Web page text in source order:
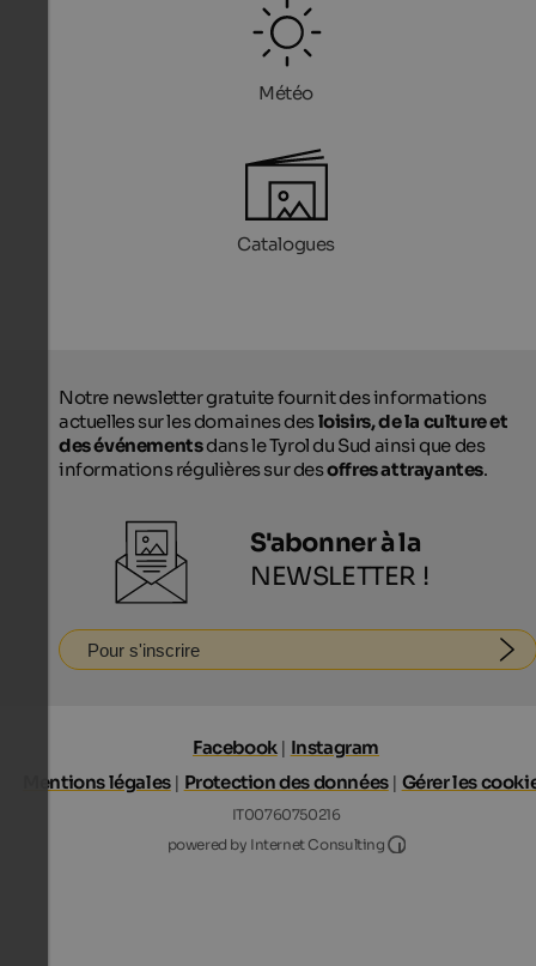
Météo
Catalogues
Notre newsletter gratuite fournit des informations
actuelles sur les domaines desloisirs, de la culture et
des événementsdans le Tyrol du Sud ainsi que des
informations régulières sur desoffres attrayantes.
S'abonner à la
NEWSLETTER !
Pour s'inscrire
Facebook | Instagram
Mentions légales| Protection des données| Gérer les
IT00760750216
powered by Internet Consulting
Internet